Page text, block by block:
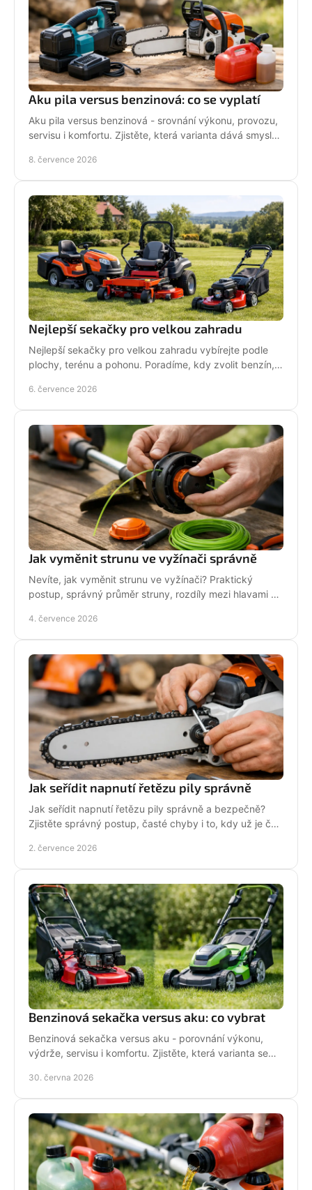
Aku pila versus benzinová: co se vyplatí
Aku pila versus benzinová - srovnání výkonu, provozu,
servisu i komfortu. Zjistěte, která varianta dává smysl
8. července 2026
Nejlepší sekačky pro velkou zahradu
Nejlepší sekačky pro velkou zahradu vybírejte podle
plochy, terénu a pohonu. Poradíme, kdy zvolit benzín,
6. července 2026
Jak vyměnit strunu ve vyžínači správně
Nevíte, jak vyměnit strunu ve vyžínači? Praktický
postup, správný průměr struny, rozdíly mezi hlavami a
4. července 2026
Jak seřídit napnutí řetězu pily správně
Jak seřídit napnutí řetězu pily správně a bezpečně?
Zjistěte správný postup, časté chyby i to, kdy už je čas
2. července 2026
Benzinová sekačka versus aku: co vybrat
Benzinová sekačka versus aku - porovnání výkonu,
výdrže, servisu i komfortu. Zjistěte, která varianta se
30. června 2026